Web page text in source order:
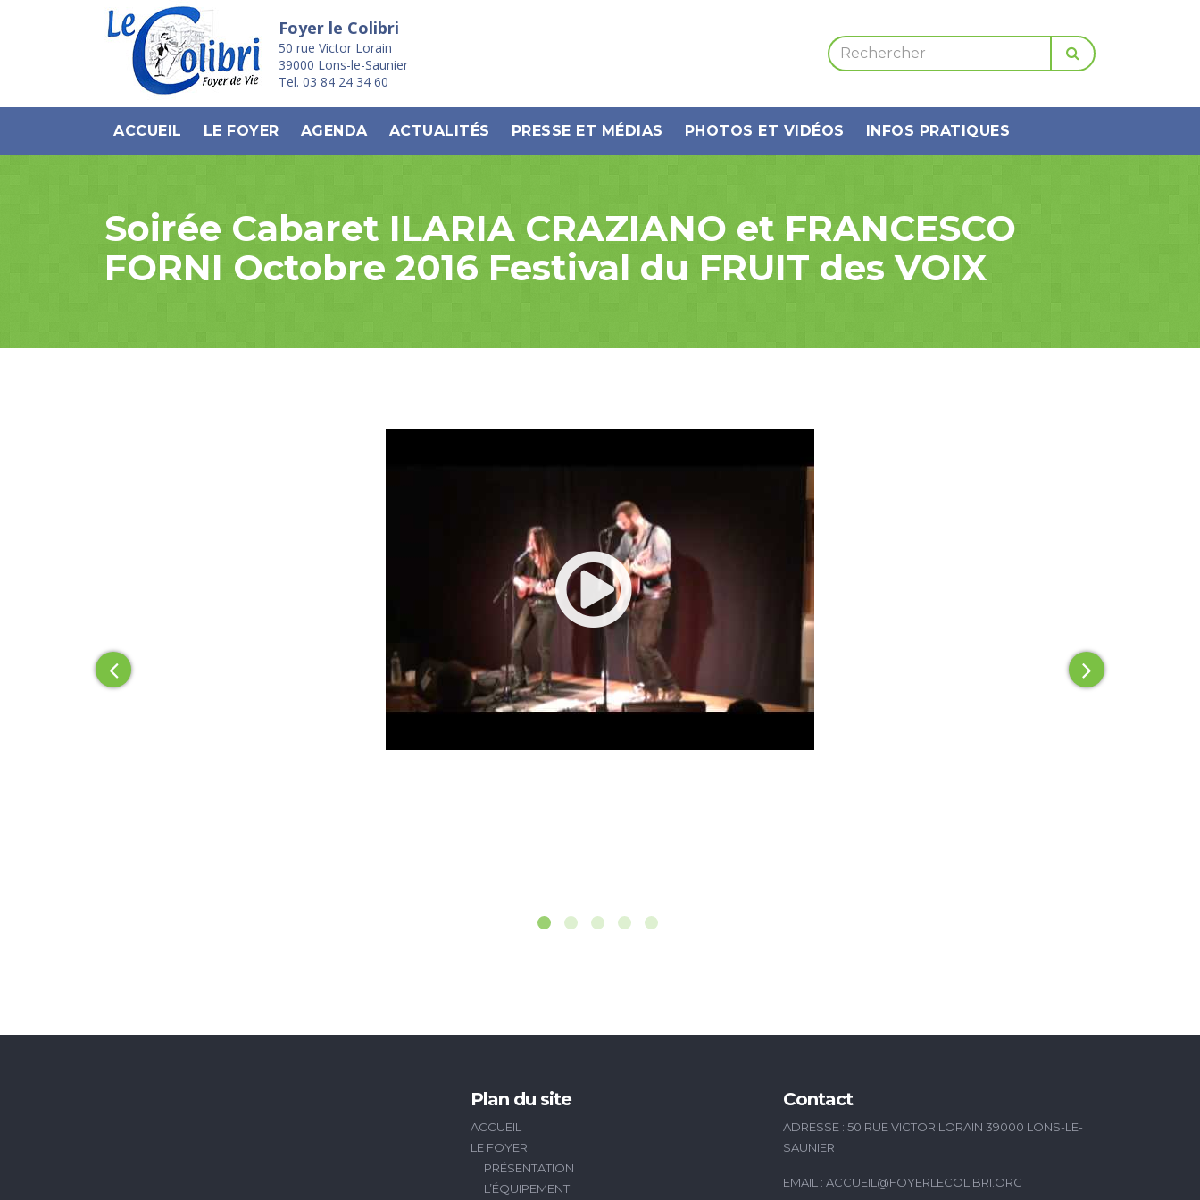
Foyer le Colibri
50 rue Victor Lorain
39000 Lons-le-Saunier
Tel. 03 84 24 34 60
ACCUEIL LE FOYER AGENDA ACTUALITÉS PRESSE ET MÉDIAS PHOTOS ET VIDÉOS INFOS PRATIQUES
Soirée Cabaret ILARIA CRAZIANO et FRANCESCO
FORNI Octobre 2016 Festival du FRUIT des VOIX
Plan du site
ACCUEIL
LE FOYER
PRÉSENTATION
L’ÉQUIPEMENT
Contact
ADRESSE : 50 RUE VICTOR LORAIN 39000 LONS-LE-
SAUNIER
EMAIL : ACCUEIL@FOYERLECOLIBRI.ORG